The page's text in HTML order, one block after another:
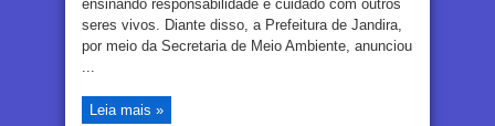
ensinando responsabilidade e cuidado com outros
seres vivos. Diante disso, a Prefeitura de Jandira,
por meio da Secretaria de Meio Ambiente, anunciou
...
Leia mais »